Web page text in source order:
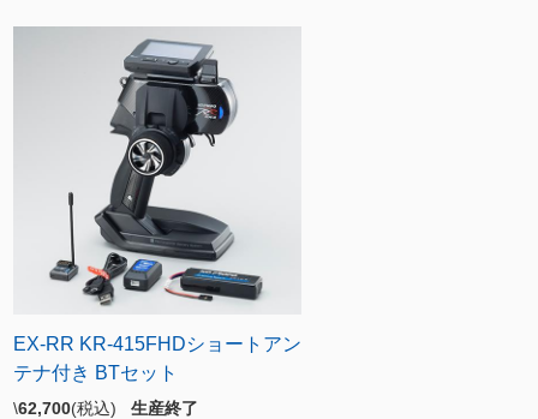
EX-RR KR-415FHDショートアン
テナ付き BTセット
\62,700(税込) 生産終了